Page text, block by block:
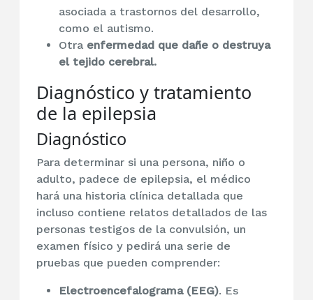
asociada a trastornos del desarrollo,
como el autismo.
Otra enfermedad que dañe o destruya
el tejido cerebral.
Diagnóstico y tratamiento
de la epilepsia
Diagnóstico
Para determinar si una persona, niño o
adulto, padece de epilepsia, el médico
hará una historia clínica detallada que
incluso contiene relatos detallados de las
personas testigos de la convulsión, un
examen físico y pedirá una serie de
pruebas que pueden comprender:
Electroencefalograma (EEG). Es